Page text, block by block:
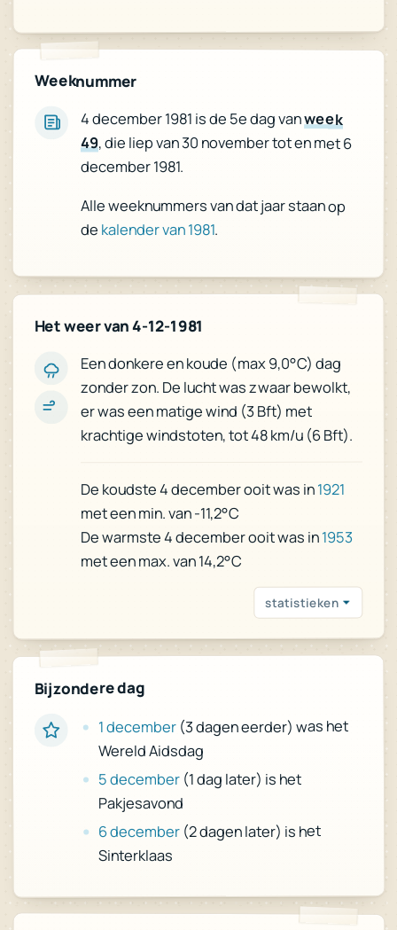
Weeknummer
4 december 1981 is de 5e dag vanweek
49, die liep van 30 november tot en met 6
december 1981.
Alle weeknummers van dat jaar staan op
de kalender van 1981.
Het weer van 4-12-1981
Een donkere en koude (max 9,0°C) dag
zonder zon. De lucht was zwaar bewolkt,
er was een matige wind (3 Bft) met
krachtige windstoten, tot 48 km/u (6 Bft).
De koudste 4 december ooit was in1921
met een min. van -11,2°C
De warmste 4 december ooit was in1953
met een max. van 14,2°C
statistieken
Bijzondere dag
1 december(3 dagen eerder) was het
Wereld Aidsdag
5 december(1 dag later) is het
Pakjesavond
6 december (2 dagen later) is het
Sinterklaas